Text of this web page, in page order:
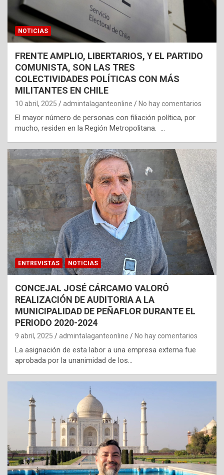
NOTICIAS
FRENTE AMPLIO, LIBERTARIOS, Y EL PARTIDO
COMUNISTA, SON LAS TRES
COLECTIVIDADES POLÍTICAS CON MÁS
MILITANTES EN CHILE
10 abril, 2025 admintalaganteonline No hay comentarios
El mayor número de personas con filiación política, por
mucho, residen en la Región Metropolitana. …
ENTREVISTAS NOTICIAS
CONCEJAL JOSÉ CÁRCAMO VALORÓ
REALIZACIÓN DE AUDITORIA A LA
MUNICIPALIDAD DE PEÑAFLOR DURANTE EL
PERIODO 2020-2024
9 abril, 2025 admintalaganteonline No hay comentarios
La asignación de esta labor a una empresa externa fue
aprobada por la unanimidad de los…